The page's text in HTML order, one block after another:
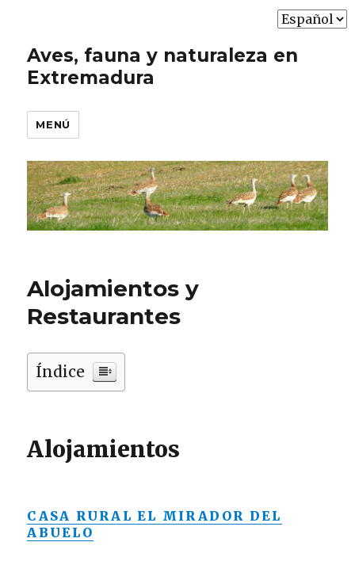
Aves, fauna y naturaleza en
Extremadura
MENÚ
Alojamientos y
Restaurantes
Índice
Alojamientos
CASA RURAL EL MIRADOR DEL
ABUELO
Elegir
idioma